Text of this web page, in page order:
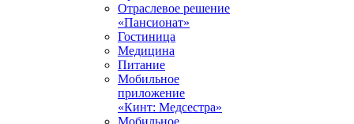
Отраслевое решение
«Пансионат»
Гостиница
Медицина
Питание
Мобильное
приложение
«Кинт: Медсестра»
Мобильное